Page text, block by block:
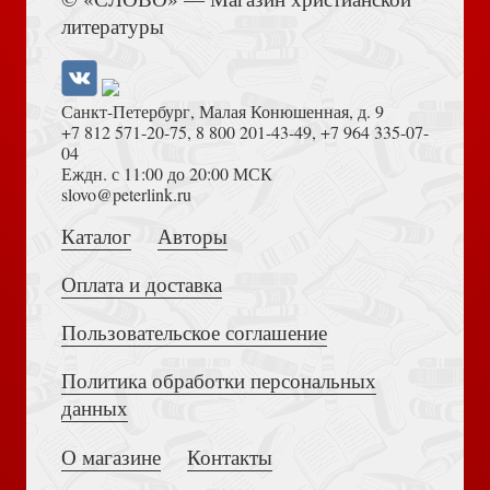
Открытка С Рождеством! «Слава в вышних Богу» 10*15,
Индексы для Библии с прорезкой. Расцветка 15 (бело-
Толкование на Апокалипсис (Тихоний Африканский)
Достоевский Ф.М. Сила и правда России (2024)
литературы
Санкт-Петербург, Малая Конюшенная, д. 9
+7 812 571-20-75, 8 800 201-43-49, +7 964 335-07-
04
Еждн. с 11:00 до 20:00 МСК
slovo@peterlink.ru
Каталог
Авторы
Оплата и доставка
Пользовательское соглашение
Политика обработки персональных
данных
О магазине
Контакты